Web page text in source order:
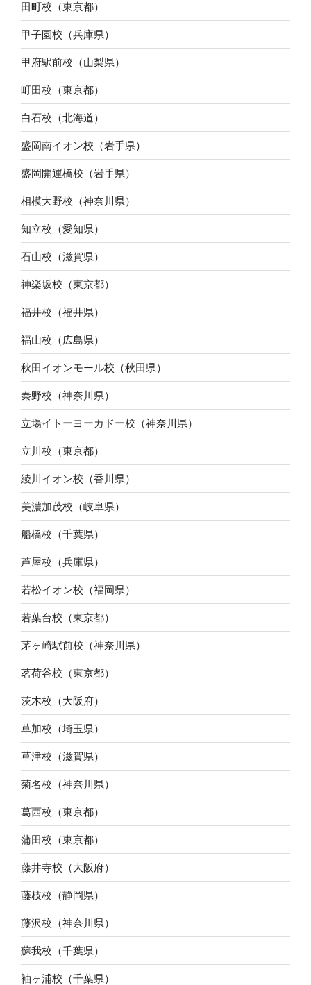
田町校（東京都）
甲子園校（兵庫県）
甲府駅前校（山梨県）
町田校（東京都）
白石校（北海道）
盛岡南イオン校（岩手県）
盛岡開運橋校（岩手県）
相模大野校（神奈川県）
知立校（愛知県）
石山校（滋賀県）
神楽坂校（東京都）
福井校（福井県）
福山校（広島県）
秋田イオンモール校（秋田県）
秦野校（神奈川県）
立場イトーヨーカドー校（神奈川県）
立川校（東京都）
綾川イオン校（香川県）
美濃加茂校（岐阜県）
船橋校（千葉県）
芦屋校（兵庫県）
若松イオン校（福岡県）
若葉台校（東京都）
茅ヶ崎駅前校（神奈川県）
茗荷谷校（東京都）
茨木校（大阪府）
草加校（埼玉県）
草津校（滋賀県）
菊名校（神奈川県）
葛西校（東京都）
蒲田校（東京都）
藤井寺校（大阪府）
藤枝校（静岡県）
藤沢校（神奈川県）
蘇我校（千葉県）
袖ヶ浦校（千葉県）